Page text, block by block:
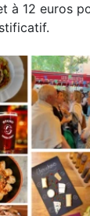
à 12 euros